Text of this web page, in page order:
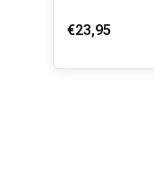
€23,95